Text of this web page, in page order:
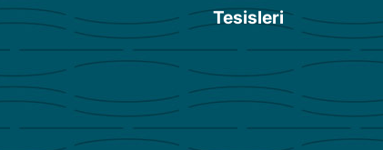
Tesisleri